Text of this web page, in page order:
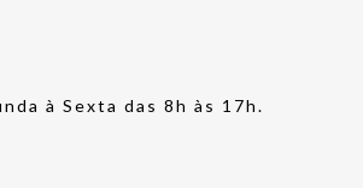
à Sexta das 8h às 17h.